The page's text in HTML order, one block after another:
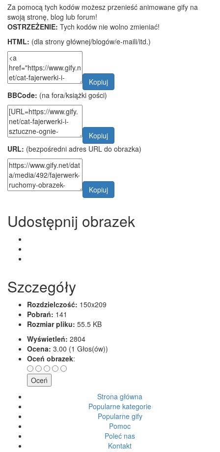
Za pomocą tych kodów możesz przenieść animowane gify na
swoją stronę, blog lub forum!
OSTRZEŻENIE: Tych kodów nie wolno zmieniać!
HTML: (dla strony głównej/blogów/e-maili/itd.)
Kopiuj
BBCode: (na fora/książki gości)
Kopiuj
URL: (bezpośredni adres URL do obrazka)
Kopiuj
Udostępnij obrazek
Szczegóły
Rozdzielczość: 150x209
Pobrań: 141
Rozmiar pliku: 55.5 KB
Wyświetleń: 2804
Ocena: 3.00 (1 Głos(ów))
Oceń obrazek:
Strona główna
Popularne kategorie
Popularne gify
Pomoc
Poleć nas
Kontakt